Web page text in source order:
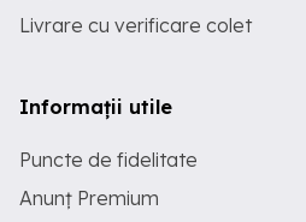
Livrare cu verificare colet
Informații utile
Puncte de fidelitate
Anunț Premium